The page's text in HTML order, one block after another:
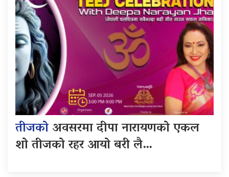
तीजकोअवसरमा दीपा नारायणको एकल
शो तीजको रहर आयो बरी लै…